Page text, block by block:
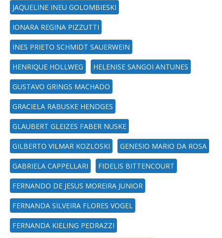
JAQUELINE INEU GOLOMBIESKI
IONARA REGINA PIZZUTTI
INES PRIETO SCHMIDT SAUERWEIN
HENRIQUE HOLLWEG HELENISE SANGOI ANTUNES
GUSTAVO GRINGS MACHADO
GRACIELA RABUSKE HENDGES
GLAUBERT GLEIZES FABER NUSKE
GILBERTO VILMAR KOZLOSKI GENESIO MARIO DA ROSA
GABRIELA CAPPELLARI FIDELIS BITTENCOURT
FERNANDO DE JESUS MOREIRA JUNIOR
FERNANDA SILVEIRA FLORES VOGEL
FERNANDA KIELING PEDRAZZI